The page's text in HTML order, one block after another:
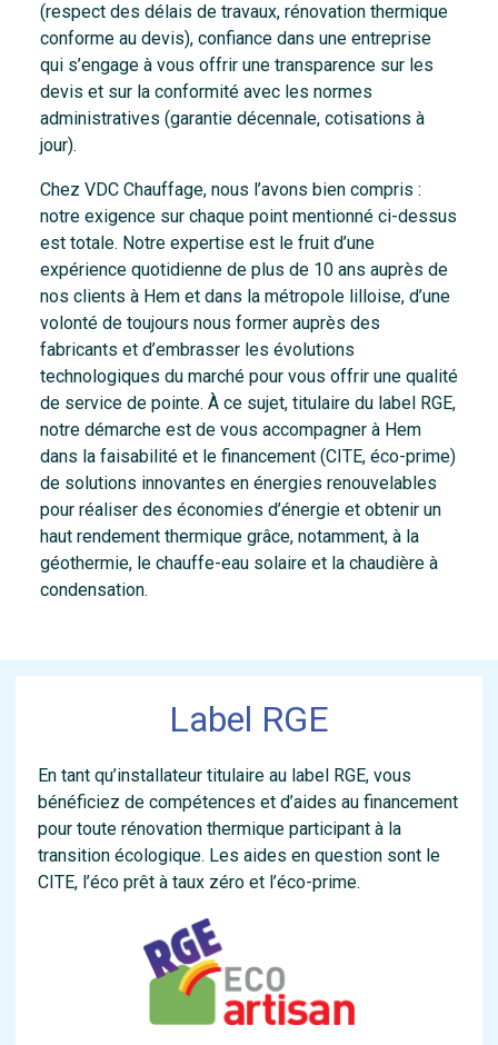
(respect des délais de travaux, rénovation thermique
conforme au devis), confiance dans une entreprise
qui s’engage à vous offrir une transparence sur les
devis et sur la conformité avec les normes
administratives (garantie décennale, cotisations à
jour).
Chez VDC Chauffage, nous l’avons bien compris :
notre exigence sur chaque point mentionné ci-dessus
est totale. Notre expertise est le fruit d’une
expérience quotidienne de plus de 10 ans auprès de
nos clients à Hem et dans la métropole lilloise, d’une
volonté de toujours nous former auprès des
fabricants et d’embrasser les évolutions
technologiques du marché pour vous offrir une qualité
de service de pointe. À ce sujet, titulaire du label RGE,
notre démarche est de vous accompagner à Hem
dans la faisabilité et le financement (CITE, éco-prime)
de solutions innovantes en énergies renouvelables
pour réaliser des économies d’énergie et obtenir un
haut rendement thermique grâce, notamment, à la
géothermie, le chauffe-eau solaire et la chaudière à
condensation.
Label RGE
En tant qu’installateur titulaire au label RGE, vous
bénéficiez de compétences et d’aides au financement
pour toute rénovation thermique participant à la
transition écologique. Les aides en question sont le
CITE, l’éco prêt à taux zéro et l’éco-prime.